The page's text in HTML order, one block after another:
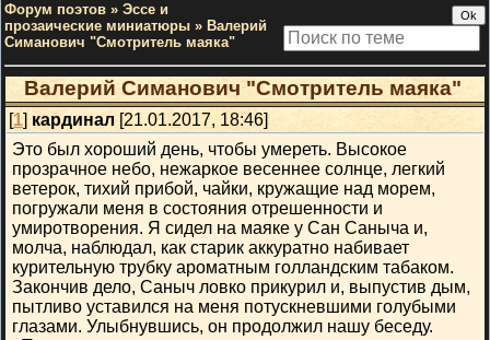
Форум поэтов » Эссе и
прозаические миниатюры » Валерий
Симанович "Смотритель маяка"
Валерий Симанович "Смотритель маяка"
[1] кардинал [21.01.2017, 18:46]
Это был хороший день, чтобы умереть. Высокое
прозрачное небо, нежаркое весеннее солнце, легкий
ветерок, тихий прибой, чайки, кружащие над морем,
погружали меня в состояния отрешенности и
умиротворения. Я сидел на маяке у Сан Саныча и,
молча, наблюдал, как старик аккуратно набивает
курительную трубку ароматным голландским табаком.
Закончив дело, Саныч ловко прикурил и, выпустив дым,
пытливо уставился на меня потускневшими голубыми
глазами. Улыбнувшись, он продолжил нашу беседу.